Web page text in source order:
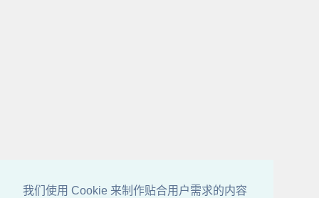
我们使用 Cookie 来制作贴合用户需求的内容